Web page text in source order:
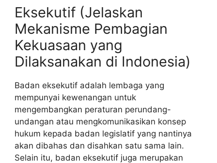
Eksekutif (Jelaskan
Mekanisme Pembagian
Kekuasaan yang
Dilaksanakan di Indonesia)
Badan eksekutif adalah lembaga yang
mempunyai kewenangan untuk
mengembangkan peraturan perundang-
undangan atau mengkomunikasikan konsep
hukum kepada badan legislatif yang nantinya
akan dibahas dan disahkan satu sama lain.
Selain itu, badan eksekutif juga merupakan